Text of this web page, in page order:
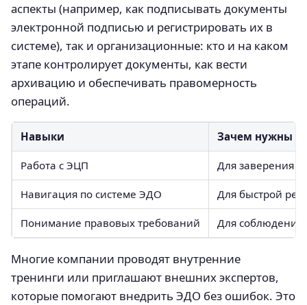
аспекты (например, как подписывать документы
электронной подписью и регистрировать их в
системе), так и организационные: кто и на каком
этапе контролирует документы, как вести
архивацию и обеспечивать правомерность
операций.
Навыки Зачем нужны
Работа с ЭЦП Для заверения
Навигация по системе ЭДО Для быстрой
Понимание правовых требований Для соблюдения
Многие компании проводят внутренние
тренинги или приглашают внешних экспертов,
которые помогают внедрить ЭДО без ошибок. Это